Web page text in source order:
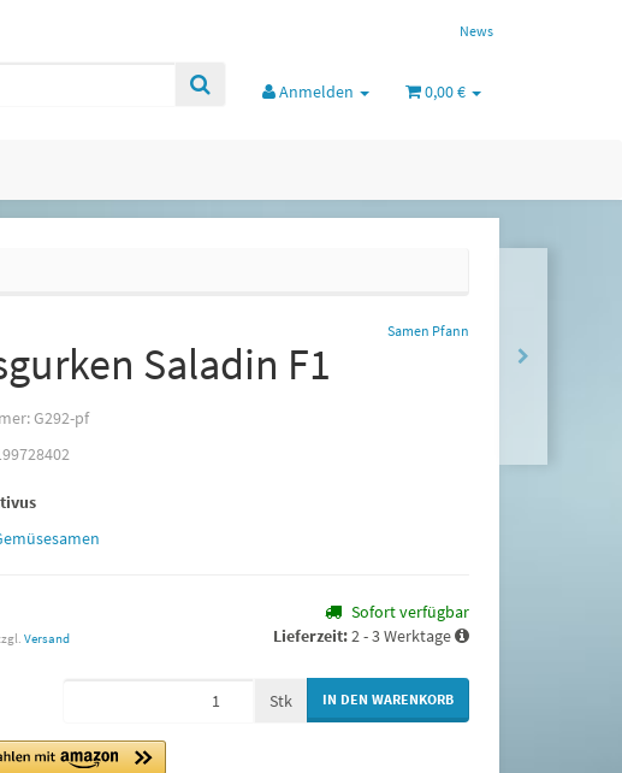
News
Anmelden 0,00 €
Samen Pfann
Saladin F1
G292-pf
Versand
Sofort verfügbar
Lieferzeit:2 - 3 Werktage
Stk IN DEN WARENKORB